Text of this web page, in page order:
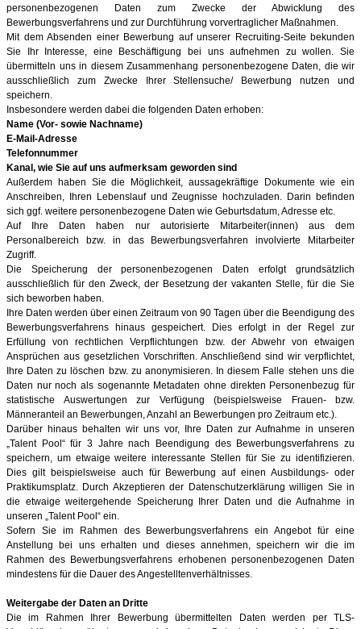
personenbezogenen Daten zum Zwecke der Abwicklung des
Bewerbungsverfahrens und zur Durchführung vorvertraglicher Maßnahmen.
Mit dem Absenden einer Bewerbung auf unserer Recruiting-Seite bekunden
Sie Ihr Interesse, eine Beschäftigung bei uns aufnehmen zu wollen. Sie
übermitteln uns in diesem Zusammenhang personenbezogene Daten, die wir
ausschließlich zum Zwecke Ihrer Stellensuche/ Bewerbung nutzen und
speichern.
Insbesondere werden dabei die folgenden Daten erhoben:
Name (Vor- sowie Nachname)
E-Mail-Adresse
Telefonnummer
Kanal, wie Sie auf uns aufmerksam geworden sind
Außerdem haben Sie die Möglichkeit, aussagekräftige Dokumente wie ein
Anschreiben, Ihren Lebenslauf und Zeugnisse hochzuladen. Darin befinden
sich ggf. weitere personenbezogene Daten wie Geburtsdatum, Adresse etc.
Auf Ihre Daten haben nur autorisierte Mitarbeiter(innen) aus dem
Personalbereich bzw. in das Bewerbungsverfahren involvierte Mitarbeiter
Zugriff.
Die Speicherung der personenbezogenen Daten erfolgt grundsätzlich
ausschließlich für den Zweck, der Besetzung der vakanten Stelle, für die Sie
sich beworben haben.
Ihre Daten werden über einen Zeitraum von 90 Tagen über die Beendigung des
Bewerbungsverfahrens hinaus gespeichert. Dies erfolgt in der Regel zur
Erfüllung von rechtlichen Verpflichtungen bzw. der Abwehr von etwaigen
Ansprüchen aus gesetzlichen Vorschriften. Anschließend sind wir verpflichtet,
Ihre Daten zu löschen bzw. zu anonymisieren. In diesem Falle stehen uns die
Daten nur noch als sogenannte Metadaten ohne direkten Personenbezug für
statistische Auswertungen zur Verfügung (beispielsweise Frauen- bzw.
Männeranteil an Bewerbungen, Anzahl an Bewerbungen pro Zeitraum etc.).
Darüber hinaus behalten wir uns vor, Ihre Daten zur Aufnahme in unseren
„Talent Pool“ für 3 Jahre nach Beendigung des Bewerbungsverfahrens zu
speichern, um etwaige weitere interessante Stellen für Sie zu identifizieren.
Dies gilt beispielsweise auch für Bewerbung auf einen Ausbildungs- oder
Praktikumsplatz. Durch Akzeptieren der Datenschutzerklärung willigen Sie in
die etwaige weitergehende Speicherung Ihrer Daten und die Aufnahme in
unseren „Talent Pool“ ein.
Sofern Sie im Rahmen des Bewerbungsverfahrens ein Angebot für eine
Anstellung bei uns erhalten und dieses annehmen, speichern wir die im
Rahmen des Bewerbungsverfahrens erhobenen personenbezogenen Daten
mindestens für die Dauer des Angestelltenverhältnisses.
Weitergabe der Daten an Dritte
Die im Rahmen Ihrer Bewerbung übermittelten Daten werden per TLS-